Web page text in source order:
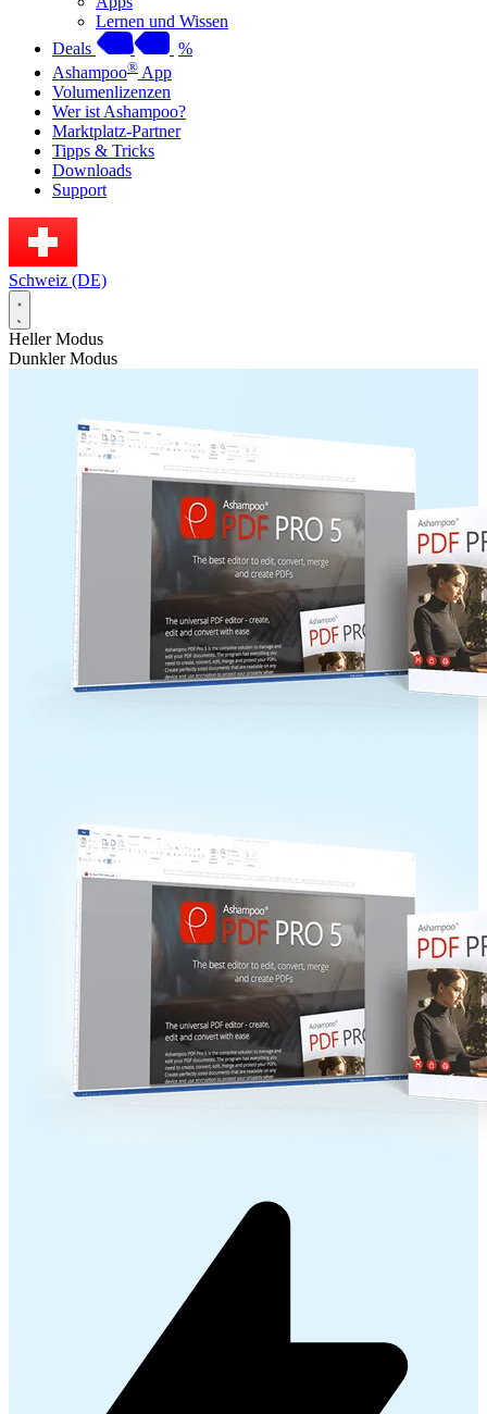
Lernen und Wissen
Deals
%
Ashampoo® App
Volumenlizenzen
Wer ist Ashampoo?
Marktplatz-Partner
Tipps & Tricks
Downloads
Support
Schweiz (DE)
Heller Modus
Dunkler Modus